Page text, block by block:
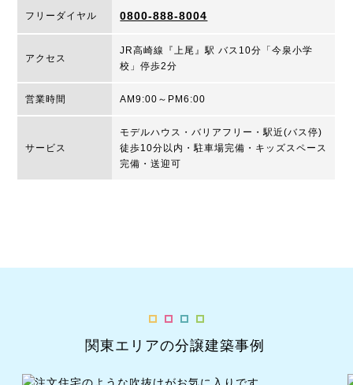
フリーダイヤル 0800-888-8004
アクセス
JR高崎線『上尾』駅 バス10分「今泉小学
校」停歩2分
営業時間 AM9:00～PM6:00
サービス
モデルハウス・バリアフリー・駅近(バス停)
徒歩10分以内・駐車場完備・キッズスペース
完備・送迎可
関東エリアの分譲建築事例